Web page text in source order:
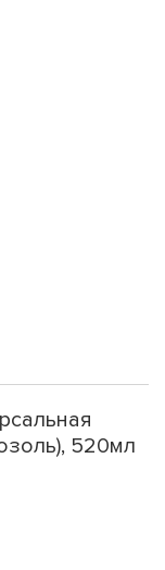
520мл